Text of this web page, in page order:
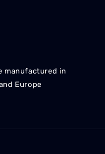
manufactured in
Europe